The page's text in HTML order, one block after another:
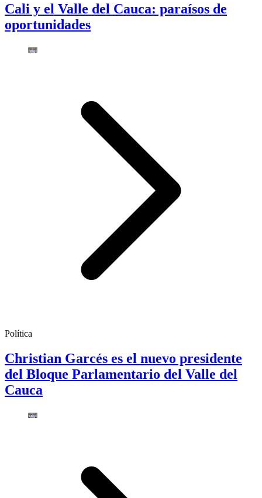
Cali y el Valle del Cauca: paraísos de
oportunidades
Política
Christian Garcés es el nuevo presidente
del Bloque Parlamentario del Valle del
Cauca